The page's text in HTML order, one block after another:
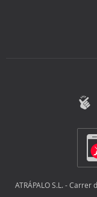
ATRÁPALO S.L. -